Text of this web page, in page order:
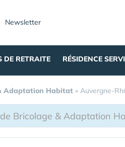
Newsletter
DE RETRAITE RÉSIDENCE
Adaptation Habitat » Auvergne-